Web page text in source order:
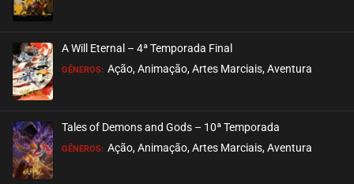
A Will Eternal – 4ª Temporada Final
GÊNEROS: Ação, Animação, Artes Marciais, Aventura
Tales of Demons and Gods – 10ª Temporada
GÊNEROS: Ação, Animação, Artes Marciais, Aventura